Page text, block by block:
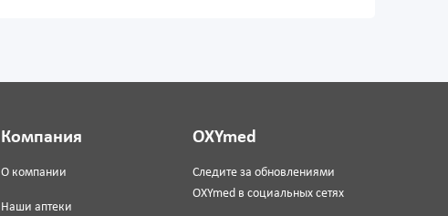
Компания
О компании
Наши аптеки
OXYmed
Следите за обновлениями
OXYmed в социальных сетях